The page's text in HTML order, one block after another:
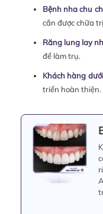
Bệnh nha chu
cần được chữa
Răng lung lay
để làm trụ.
Khách hàng
triển hoàn thiện.